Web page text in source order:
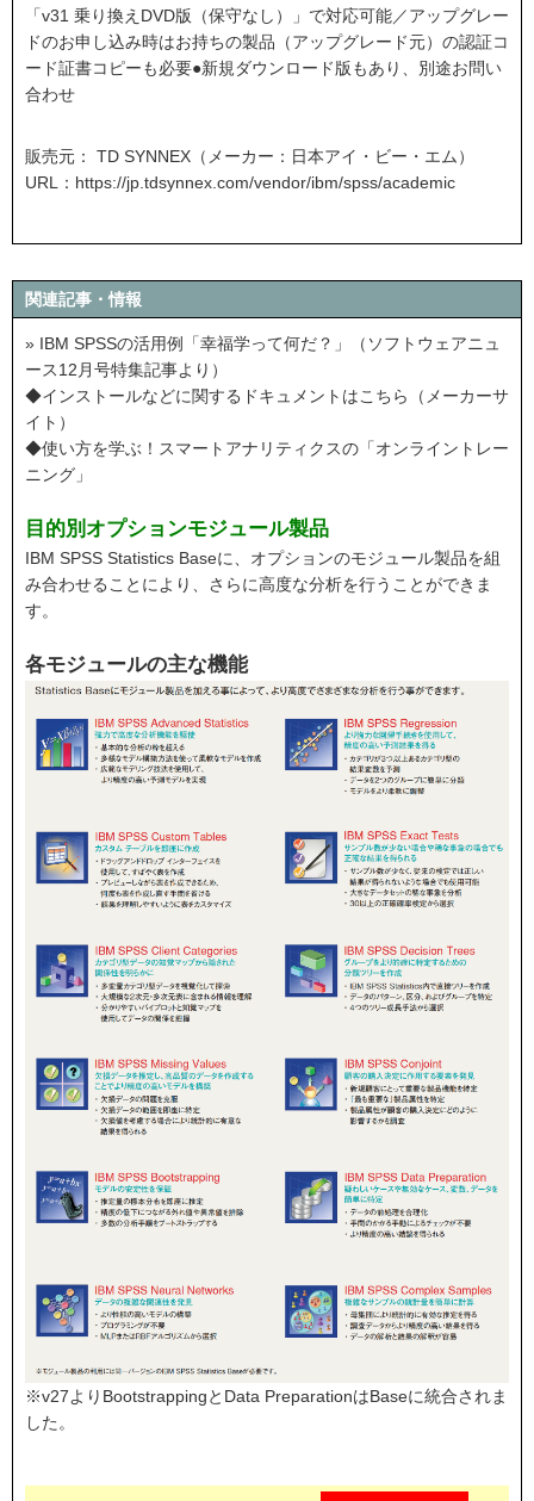
「v31 乗り換えDVD版（保守なし）」で対応可能／アップグレー
ドのお申し込み時はお持ちの製品（アップグレード元）の認証コ
ード証書コピーも必要●新規ダウンロード版もあり、別途お問い
合わせ
販売元： TD SYNNEX（メーカー：日本アイ・ビー・エム）
URL： https://jp.tdsynnex.com/vendor/ibm/spss/academic
関連記事・情報
» IBM SPSSの活用例「幸福学って何だ？」（ソフトウェアニュ
ース12月号特集記事より）
◆インストールなどに関するドキュメントはこちら（メーカーサ
イト）
◆使い方を学ぶ！スマートアナリティクスの「オンライントレー
ニング」
目的別オプションモジュール製品
IBM SPSS Statistics Baseに、オプションのモジュール製品を組
み合わせることにより、さらに高度な分析を行うことができま
す。
各モジュールの主な機能
※v27よりBootstrappingとData PreparationはBaseに統合されま
した。